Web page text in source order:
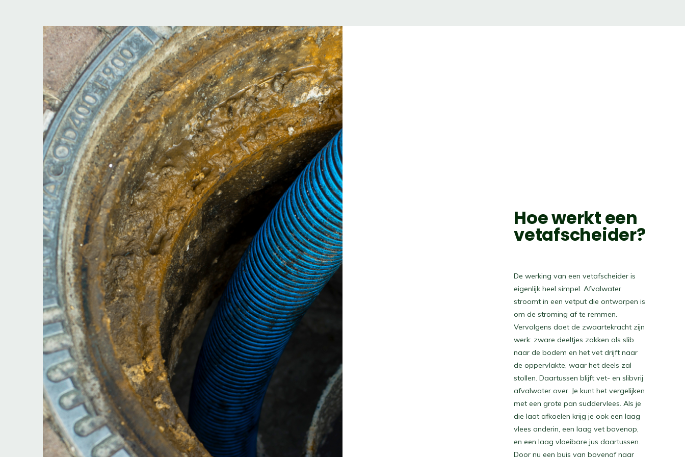
Hoe werkt een
vetafscheider?
De werking van een vetafscheider is
eigenlijk heel simpel. Afvalwater
stroomt in een vetput die ontworpen is
om de stroming af te remmen.
Vervolgens doet de zwaartekracht zijn
werk: zware deeltjes zakken als slib
naar de bodem en het vet drijft naar
de oppervlakte, waar het deels zal
stollen. Daartussen blijft vet- en slibvrij
afvalwater over. Je kunt het vergelijken
met een grote pan suddervlees. Als je
die laat afkoelen krijg je ook een laag
vlees onderin, een laag vet bovenop,
en een laag vloeibare jus daartussen.
Door nu een buis van bovenaf naar